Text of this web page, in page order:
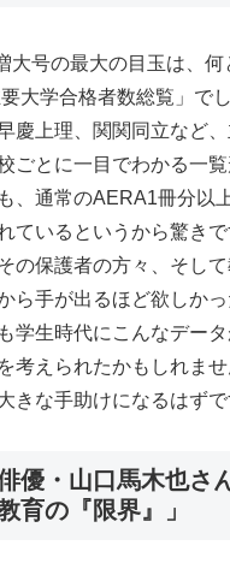
大号の最大の目玉は、何
大学合格者数総覧」で
慶上理、関関同立など
ごとに一目でわかる一
、通常のAERA1冊分以
ているというから驚き
の保護者の方々、そし
ら手が出るほど欲しか
学生時代にこんなデー
考えられたかもしれま
きな手助けになるはずで
優・山口馬木也さ
育の『限界』」